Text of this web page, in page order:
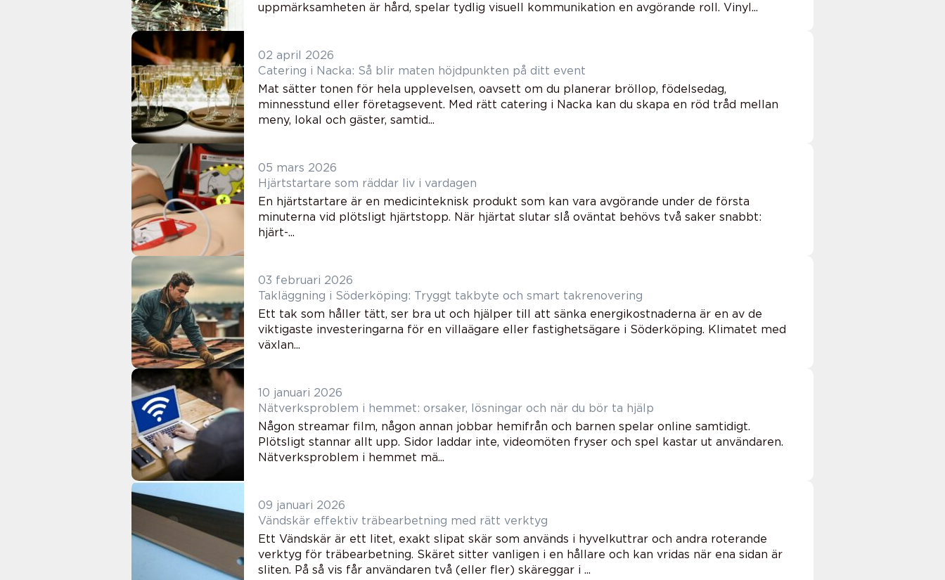
uppmärksamheten är hård, spelar tydlig visuell kommunikation en avgörande roll. Vinyl...
02 april 2026
Catering i Nacka: Så blir maten höjdpunkten på ditt event
Mat sätter tonen för hela upplevelsen, oavsett om du planerar bröllop, födelsedag,
minnesstund eller företagsevent. Med rätt catering i Nacka kan du skapa en röd tråd mellan
meny, lokal och gäster, samtid...
05 mars 2026
Hjärtstartare som räddar liv i vardagen
En hjärtstartare är en medicinteknisk produkt som kan vara avgörande under de första
minuterna vid plötsligt hjärtstopp. När hjärtat slutar slå oväntat behövs två saker snabbt:
hjärt-...
03 februari 2026
Takläggning i Söderköping: Tryggt takbyte och smart takrenovering
Ett tak som håller tätt, ser bra ut och hjälper till att sänka energikostnaderna är en av de
viktigaste investeringarna för en villaägare eller fastighetsägare i Söderköping. Klimatet med
växlan...
10 januari 2026
Nätverksproblem i hemmet: orsaker, lösningar och när du bör ta hjälp
Någon streamar film, någon annan jobbar hemifrån och barnen spelar online samtidigt.
Plötsligt stannar allt upp. Sidor laddar inte, videomöten fryser och spel kastar ut användaren.
Nätverksproblem i hemmet mä...
09 januari 2026
Vändskär effektiv träbearbetning med rätt verktyg
Ett Vändskär är ett litet, exakt slipat skär som används i hyvelkuttrar och andra roterande
verktyg för träbearbetning. Skäret sitter vanligen i en hållare och kan vridas när ena sidan är
sliten. På så vis får användaren två (eller fler) skäreggar i ...